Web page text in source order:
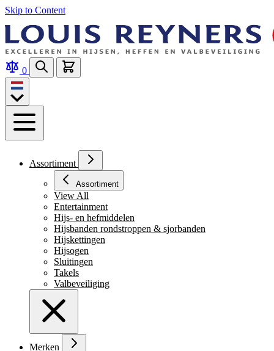
Skip to Content
0
Assortiment
Assortiment
View All
Entertainment
Hijs- en hefmiddelen
Hijsbanden rondstroppen & sjorbanden
Hijskettingen
Hijsogen
Sluitingen
Takels
Valbeveiliging
Merken